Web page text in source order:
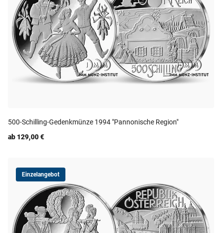
500-Schilling-Gedenkmünze 1994 "Pannonische Region"
ab 129,00 €
Einzelangebot